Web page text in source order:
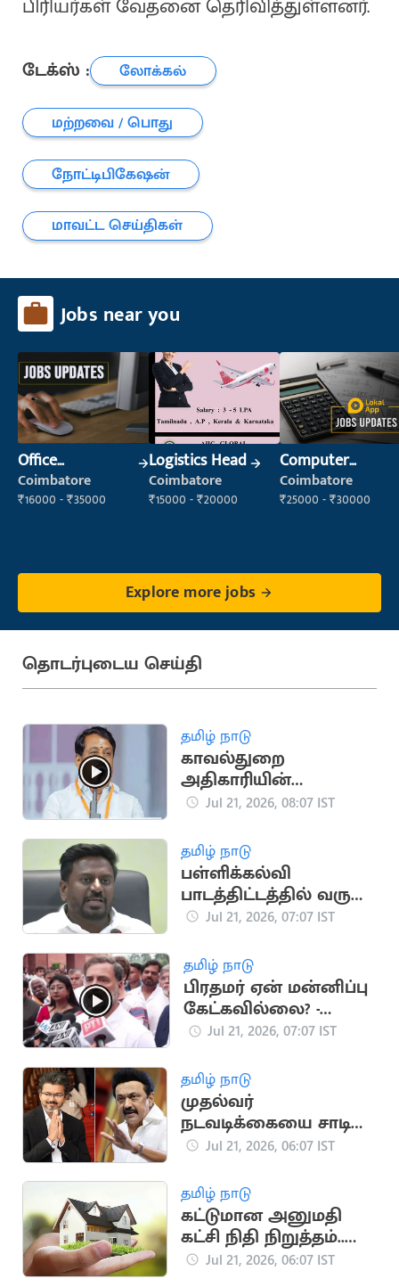
பிரியர்கள் வேதனை தெரிவித்துள்ளனர்.
டேக்ஸ் :
லோக்கல்
மற்றவை / பொது
நோட்டிபிகேஷன்
மாவட்ட செய்திகள்
Jobs near you
Office
Administrator
Coimbatore
₹16000 - ₹35000
Logistics Head
Coimbatore
₹15000 - ₹20000
Computer
Operator
Coimbatore
₹25000 - ₹30000
Explore more jobs
தொடர்புடைய செய்தி
தமிழ் நாடு
காவல்துறை
அதிகாரியின்
நாகரிகமற்ற செயல்
நயினார்
Jul 21, 2026, 08:07 IST
தமிழ் நாடு
பள்ளிக்கல்வி
பாடத்திட்டத்தில் வரும்
மாற்றம்.. அமைச்சர்
ஆலோசனை
Jul 21, 2026, 07:07 IST
தமிழ் நாடு
பிரதமர் ஏன் மன்னிப்பு
கேட்கவில்லை? -
ராகுல் காந்தி
Jul 21, 2026, 07:07 IST
தமிழ் நாடு
முதல்வர்
நடவடிக்கையை சாடிய
தி இந்து தலையங்கம்..
Jul 21, 2026, 06:07 IST
தமிழ் நாடு
கட்டுமான அனுமதி
கட்சி நிதி நிறுத்தம்..
வீடுகள் விலை
Jul 21, 2026, 06:07 IST